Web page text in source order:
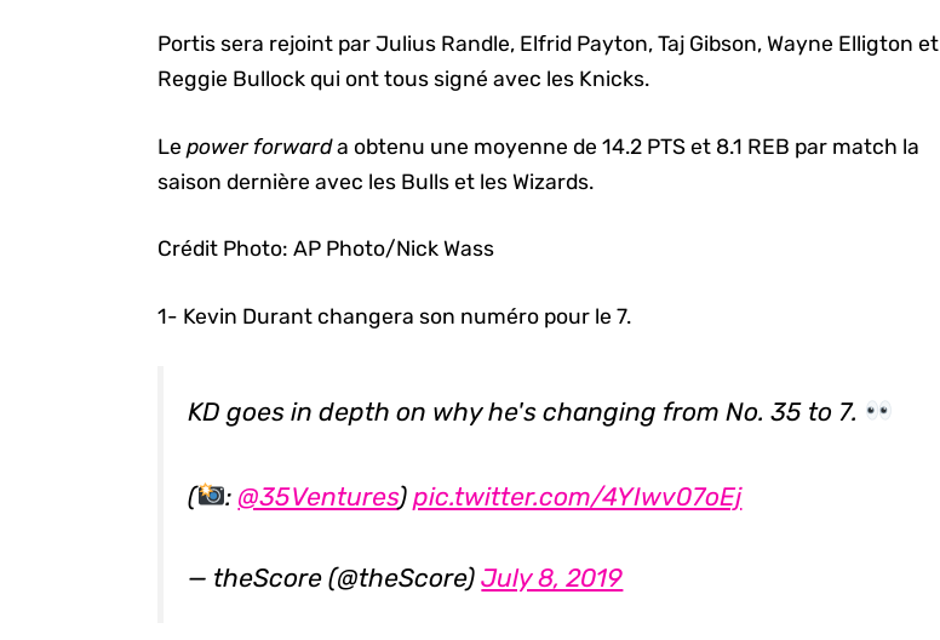
Portis sera rejoint par Julius Randle, Elfrid Payton, Taj Gibson, Wayne Elligton et
Reggie Bullock qui ont tous signé avec les Knicks.
Lepower forwarda obtenu une moyenne de 14.2 PTS et 8.1 REB par match la
saison dernière avec les Bulls et les Wizards.
Crédit Photo: AP Photo/Nick Wass
1- Kevin Durant changera son numéro pour le 7.
KD goes in depth on why he's changing from No. 35 to 7.
( : @35Ventures)pic.twitter.com/4YIwv07oEj
— theScore (@theScore)July 8, 2019